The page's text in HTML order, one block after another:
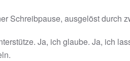
Schreibpause, ausgelöst durch
Ja, ich glaube. Ja, ich